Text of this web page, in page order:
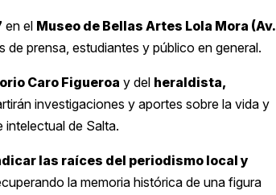
en el Museo de Bellas Artes Lola Mora (Av.
de prensa, estudiantes y público en general.
Caro Figueroa y del heraldista,
investigaciones y aportes sobre la vida y
intelectual de Salta.
las raíces del periodismo local y
la memoria histórica de una figura